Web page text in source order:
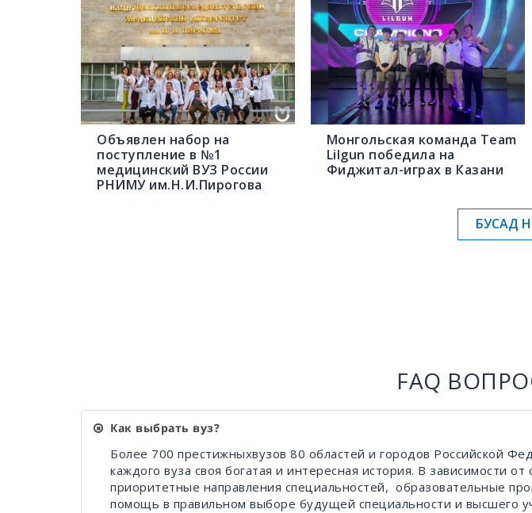
Объявлен набор на
поступление в №1
медицинский ВУЗ России
РНИМУ им.Н.И.Пирогова
Монгольская команда Team
Lilgun победила на
Фиджитал-играх в Казани
БУСАД
FAQ
Как выбрать вуз?
Более 700 престижныхвузов 80 областей и городов Российской
каждого вуза своя богатая и интересная история. В зависимости
приоритетные направления специальностей, образовательные
помощь в правильном выборе будущей специальности и высшего